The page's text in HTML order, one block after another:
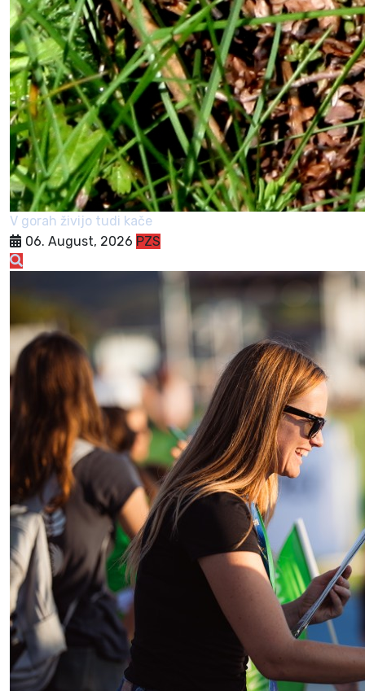
V gorah živijo tudi kače
06. August, 2026 PZS